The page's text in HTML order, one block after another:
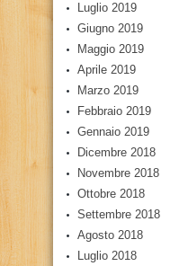
Luglio 2019
Giugno 2019
Maggio 2019
Aprile 2019
Marzo 2019
Febbraio 2019
Gennaio 2019
Dicembre 2018
Novembre 2018
Ottobre 2018
Settembre 2018
Agosto 2018
Luglio 2018